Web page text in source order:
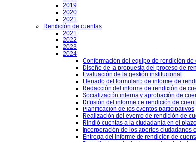
2019
2020
2021
Rendición de cuentas
2021
2022
2023
2024
Conformación del equipo de rendición de
Diseño de la propuesta del proceso de
Evaluación de la gestión institucional
Llenado del formulario de informe de
Redacción del informe de rendición de
Socialización interna y aprobación de
Difusión del informe de rendición de
Planificación de los eventos participativos
Realización del evento de rendición de
Rindió cuentas a la ciudadanía en el
Incorporación de los aportes ciudadanos
Entrega del informe de rendición de